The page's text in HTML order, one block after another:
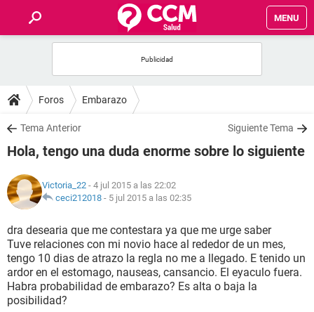
MENU
FOROS
SALUD
FAMILIA
NUTRICIÓN
BIENESTAR
SEXUALIDAD
GLOSARIO
Foros Embarazo
Tema Anterior Siguiente Tema
Hola, tengo una duda enorme sobre lo siguiente
Victoria_22 - 4 jul 2015 a las 22:02
ceci212018 - 5 jul 2015 a las 02:35
dra desearia que me contestara ya que me urge saber
Tuve relaciones con mi novio hace al rededor de un mes,
tengo 10 dias de atrazo la regla no me a llegado. E tenido un
ardor en el estomago, nauseas, cansancio. El eyaculo fuera.
Habra probabilidad de embarazo? Es alta o baja la
posibilidad?